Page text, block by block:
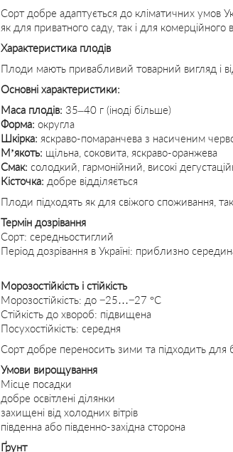
Сорт добре адаптується до кліматичних умов
як для приватного саду, так і для комерційного
Характеристика плодів
Плоди мають привабливий товарний вигляд і
Основні характеристики:
Маса плодів: 35–40 г (іноді більше)
Форма: округла
Шкірка: яскраво-помаранчева з насиченим
М’якоть: щільна, соковита, яскраво-оранжева
Смак: солодкий, гармонійний, високі
Кісточка: добре відділяється
Плоди підходять як для свіжого споживання,
Термін дозрівання
Сорт: середньостиглий
Період дозрівання в Україні: приблизно
Морозостійкість і стійкість
Морозостійкість: до −25…−27 °C
Стійкість до хвороб: підвищена
Посухостійкість: середня
Сорт добре переносить зими та підходить для
Умови вирощування
Місце посадки
добре освітлені ділянки
захищені від холодних вітрів
південна або південно-західна сторона
Ґрунт